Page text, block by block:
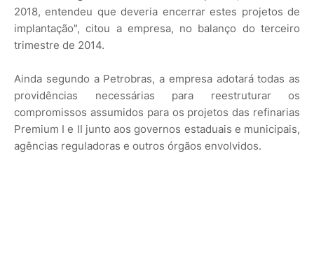
2018, entendeu que deveria encerrar estes projetos de
implantação", citou a empresa, no balanço do terceiro
trimestre de 2014.
Ainda segundo a Petrobras, a empresa adotará todas as
providências necessárias para reestruturar os
compromissos assumidos para os projetos das refinarias
Premium I e II junto aos governos estaduais e municipais,
agências reguladoras e outros órgãos envolvidos.